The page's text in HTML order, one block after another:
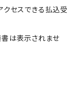
クセスできる払込受
は表示されませ